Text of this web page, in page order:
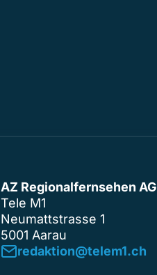
AZ Regionalfernsehen AG
Tele M1
Neumattstrasse 1
5001 Aarau
redaktion@telem1.ch